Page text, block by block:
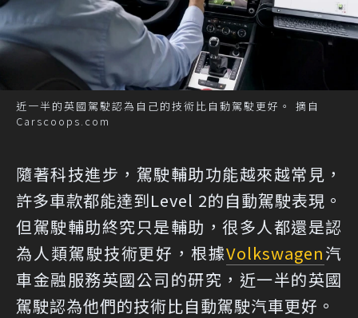
近一半的英國駕駛認為自己的技術比自動駕駛更好。 摘自
Carscoops.com
隨著科技進步，駕駛輔助功能越來越常見，
許多車款都能達到Level 2的自動駕駛表現。
但駕駛輔助終究只是輔助，很多人都還是認
為人類駕駛技術更好，根據Volkswagen汽
車金融服務英國公司的研究，近一半的英國
駕駛認為他們的技術比自動駕駛汽車更好。